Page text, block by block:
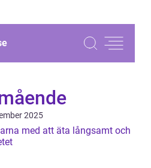
2025
med att äta långsamt och